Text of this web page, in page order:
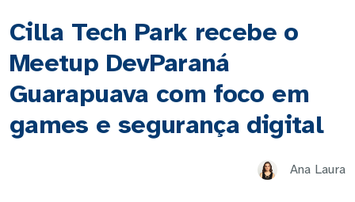
Cilla Tech Park recebe o
Meetup DevParaná
Guarapuava com foco em
games e segurança digital
Ana Laura